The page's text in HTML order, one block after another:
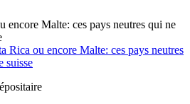
encore Malte: ces pays neutres qui ne
Rica ou encore Malte: ces pays neutres
suisse